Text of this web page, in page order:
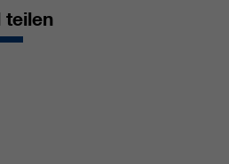
teilen